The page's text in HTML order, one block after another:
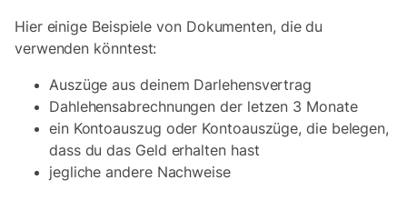
Hier einige Beispiele von Dokumenten, die du
verwenden könntest:
Auszüge aus deinem Darlehensvertrag
Dahlehensabrechnungen der letzen 3 Monate
ein Kontoauszug oder Kontoauszüge, die belegen,
dass du das Geld erhalten hast
jegliche andere Nachweise